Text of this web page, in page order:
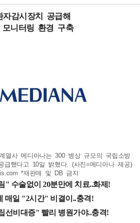
감시장치 공급해
니터링 환경 구축
열사 메디아나는 300 병상 규모의 국립소방
급했다고 10일 밝혔다. (사진=메디아나 제공)
*재판매 및 DB 금지